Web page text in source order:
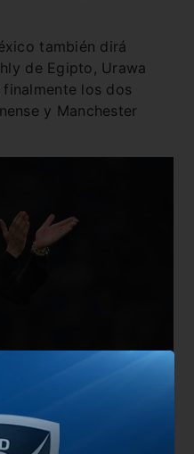
también dirá
de Egipto, Urawa
los dos
y Manchester
recién jugará el